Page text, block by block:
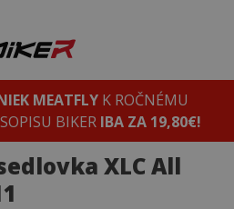
MEATFLYK ROČNÉMU
BIKER IBA ZA 19,80€!
XLC All